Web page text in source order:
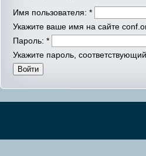
Имя пользователя: *
Укажите ваше имя на сайте
Пароль: *
Укажите пароль,